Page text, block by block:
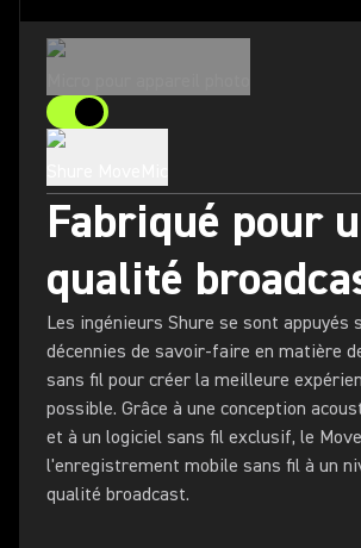
Les ingénieurs Shure se sont appuyés
décennies de savoir-faire en matière
sans fil pour créer la meilleure
possible. Grâce à une conception
et à un logiciel sans fil exclusif, le
l'enregistrement mobile sans fil à un
qualité broadcast.
Fabriqué pour
qualité